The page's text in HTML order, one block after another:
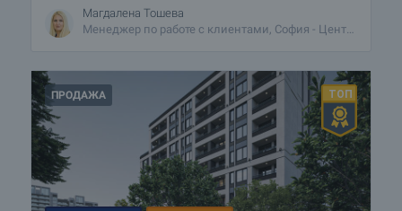
Магдалена Тошева
Менеджер по работе с клиентами, София - Центральный
ПРОДАЖА